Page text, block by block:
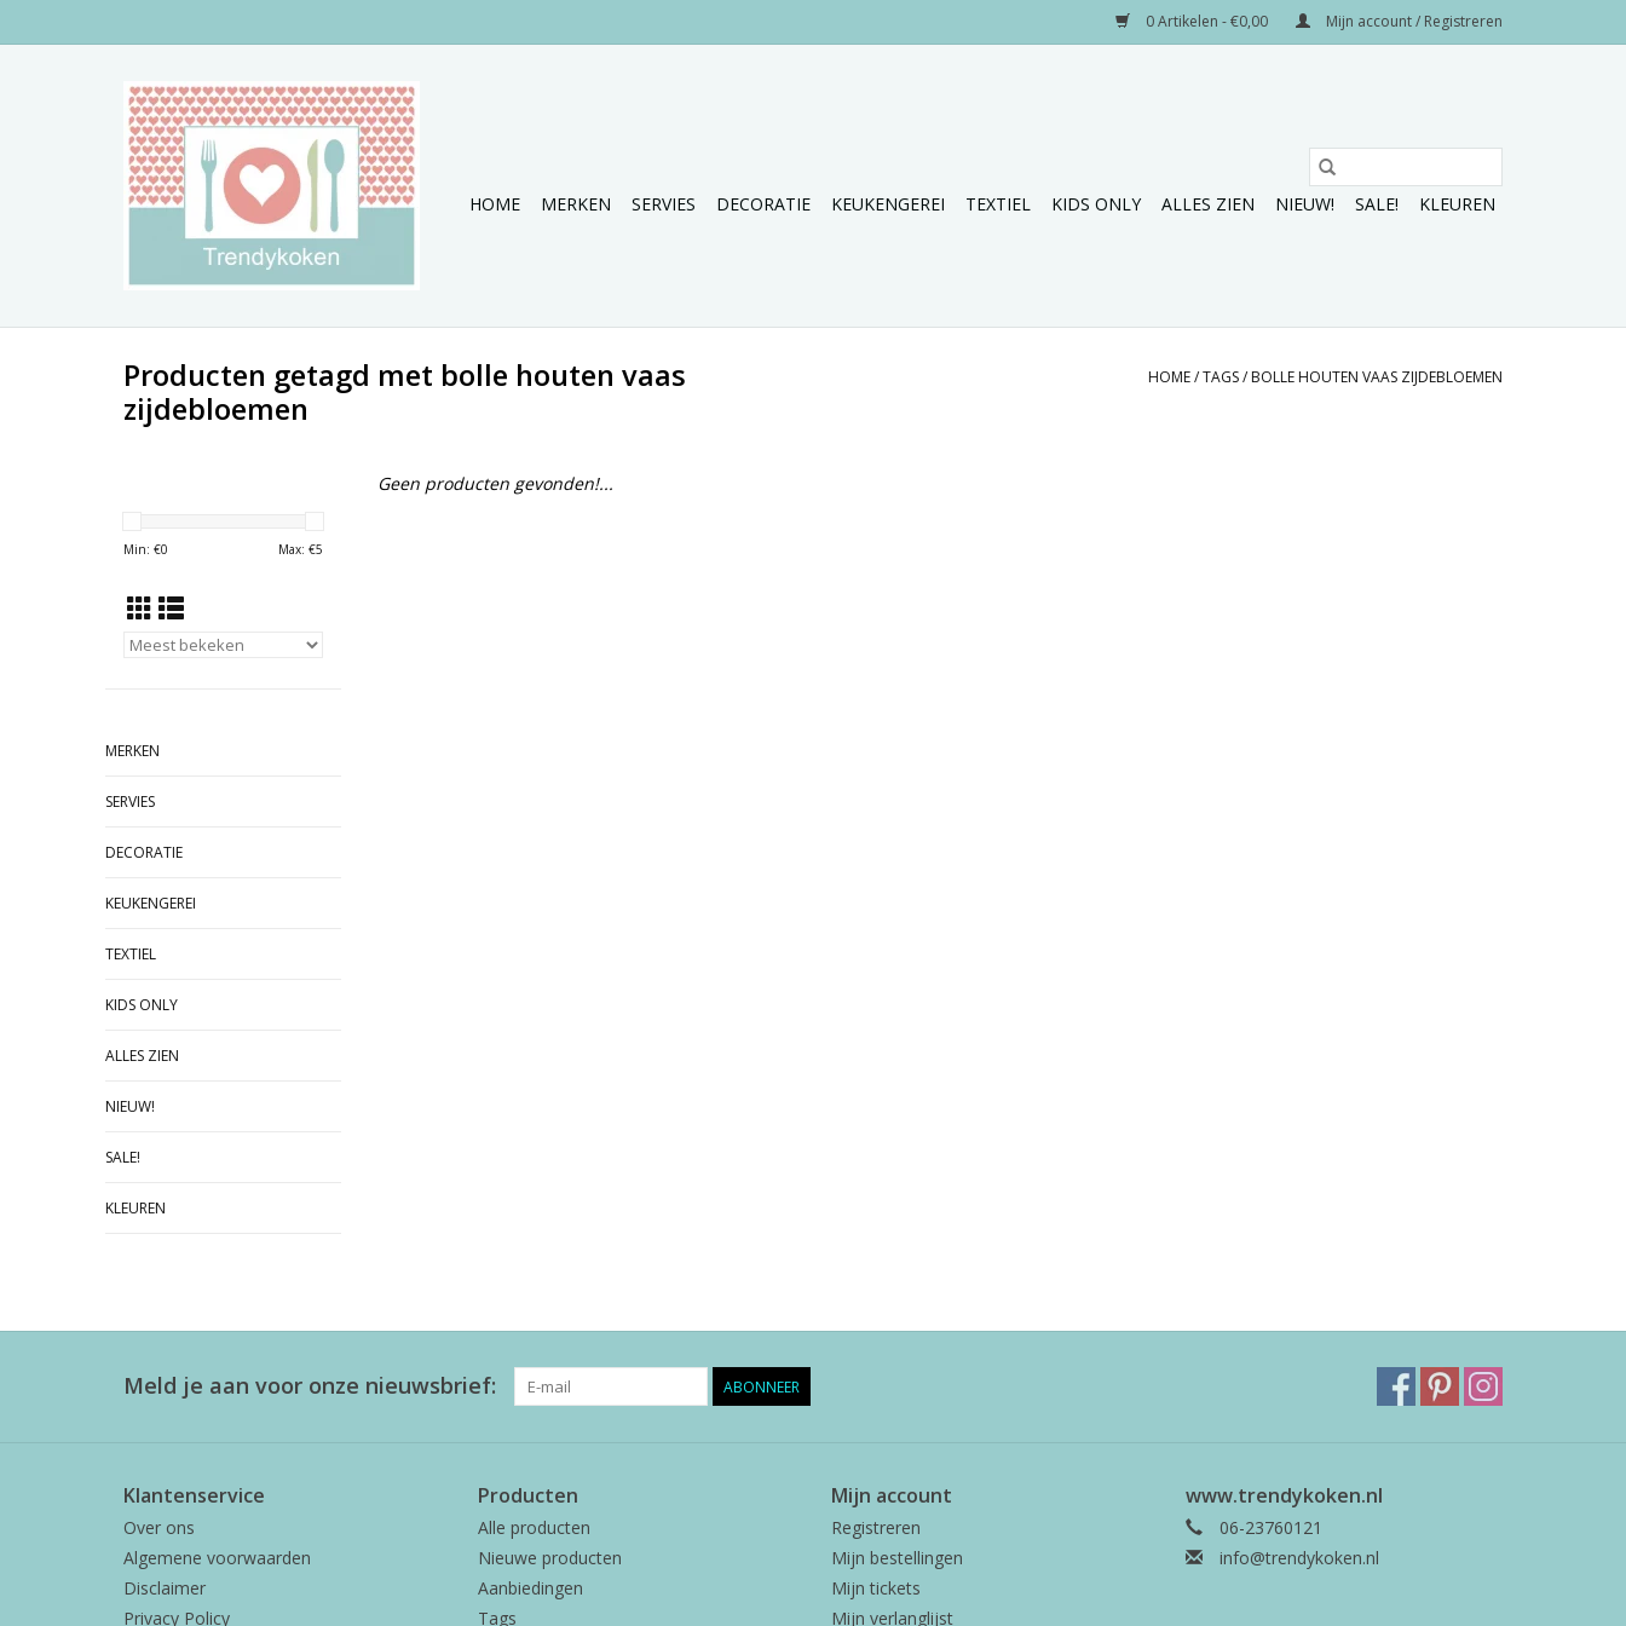
0 Artikelen - €0,00 Mijn account / Registreren
HOME MERKEN SERVIES DECORATIE KEUKENGEREI TEXTIEL KIDS ONLY ALLES ZIEN NIEUW! SALE! KLEUREN
Producten getagd met bolle houten vaas
zijdebloemen
HOME/TAGS/ BOLLE HOUTEN VAAS ZIJDEBLOEMEN
Min: €0 Max: €5
MERKEN
SERVIES
DECORATIE
KEUKENGEREI
TEXTIEL
KIDS ONLY
ALLES ZIEN
NIEUW!
SALE!
KLEUREN
Geen producten gevonden!...
Meld je aan voor onze nieuwsbrief: ABONNEER
Klantenservice
Over ons
Algemene voorwaarden
Disclaimer
Privacy Policy
Producten
Alle producten
Nieuwe producten
Aanbiedingen
Tags
Mijn account
Registreren
Mijn bestellingen
Mijn tickets
Mijn verlanglijst
www.trendykoken.nl
06-23760121
info@trendykoken.nl